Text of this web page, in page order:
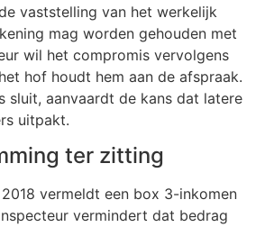
vaststelling van het werkelijk
mag worden gehouden met
wil het compromis vervolgens
hof houdt hem aan de afspraak.
sluit, aanvaardt de kans dat latere
uitpakt.
ter zitting
2018 vermeldt een box 3-inkomen
vermindert dat bedrag